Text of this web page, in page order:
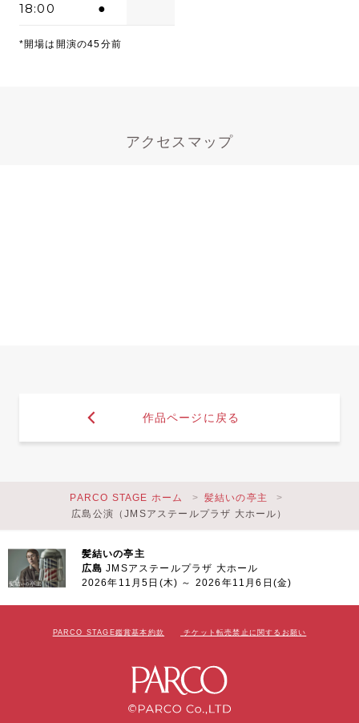
18:00 ●
*開場は開演の45分前
アクセスマップ
作品ページに戻る
髪結いの亭主
広島JMSアステールプラザ 大ホール
2026年11月5日(木) ～ 2026年11月6日(金)
PARCO STAGE ホーム
髪結いの亭主
広島公演（JMSアステールプラザ 大ホール）
PARCO STAGE鑑賞基本約款 チケット転売禁止に関するお願い